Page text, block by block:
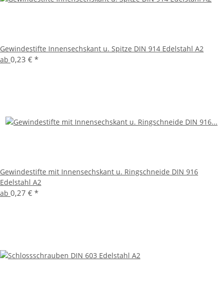
Gewindestifte Innensechskant u. Spitze DIN 914 Edelstahl A2
ab 0,23 € *
Gewindestifte mit Innensechskant u. Ringschneide DIN 916
Edelstahl A2
ab 0,27 € *